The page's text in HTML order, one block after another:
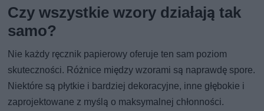
Czy wszystkie wzory działają tak
samo?
Nie każdy ręcznik papierowy oferuje ten sam poziom
skuteczności. Różnice między wzorami są naprawdę spore.
Niektóre są płytkie i bardziej dekoracyjne, inne głębokie i
zaprojektowane z myślą o maksymalnej chłonności.